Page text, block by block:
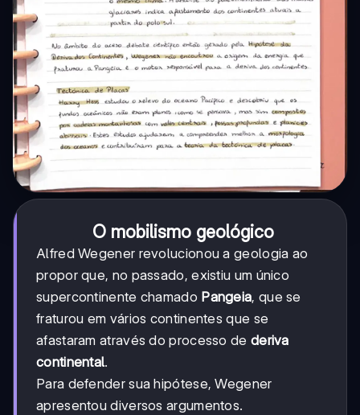
O mobilismo geológico
Alfred Wegener revolucionou a geologia ao
propor que, no passado, existiu um único
supercontinente chamado Pangeia, que se
fraturou em vários continentes que se
afastaram através do processo de deriva
continental.
Para defender sua hipótese, Wegener
apresentou diversos argumentos.